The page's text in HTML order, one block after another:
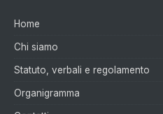
Home
Chi siamo
Statuto, verbali e regolamento
Organigramma